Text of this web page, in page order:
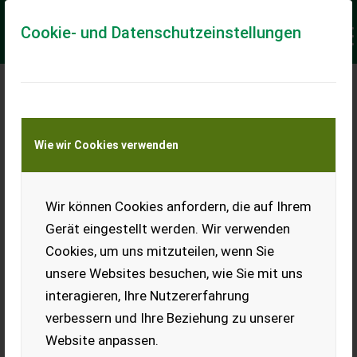
Cookie- und Datenschutzeinstellungen
Wie wir Cookies verwenden
Wir können Cookies anfordern, die auf Ihrem
Gerät eingestellt werden. Wir verwenden
Cookies, um uns mitzuteilen, wenn Sie
unsere Websites besuchen, wie Sie mit uns
interagieren, Ihre Nutzererfahrung
verbessern und Ihre Beziehung zu unserer
Website anpassen.
Meine Transportkostenanfrage
Transport von Land- und Baumaschinen –
KEINE Tiertransporte
Ladeort
Ort